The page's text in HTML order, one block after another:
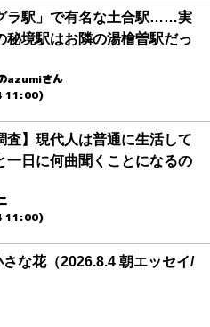
ラ駅」で有名な土合駅……実
秘境駅はお隣の湯檜曽駅だっ
azumiさん
11:00)
査】現代人は普通に生活して
一日に何曲聞くことになるの
11:00)
な花（2026.8.4 朝エッセイ/